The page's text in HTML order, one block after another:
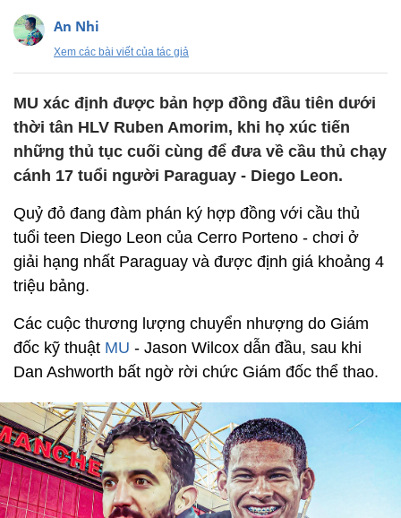
An Nhi
Xem các bài viết của tác giả
MU xác định được bản hợp đồng đầu tiên dưới
thời tân HLV Ruben Amorim, khi họ xúc tiến
những thủ tục cuối cùng để đưa về cầu thủ chạy
cánh 17 tuổi người Paraguay - Diego Leon.
Quỷ đỏ đang đàm phán ký hợp đồng với cầu thủ
tuổi teen Diego Leon của Cerro Porteno - chơi ở
giải hạng nhất Paraguay và được định giá khoảng 4
triệu bảng.
Các cuộc thương lượng chuyển nhượng do Giám
đốc kỹ thuật MU - Jason Wilcox dẫn đầu, sau khi
Dan Ashworth bất ngờ rời chức Giám đốc thể thao.